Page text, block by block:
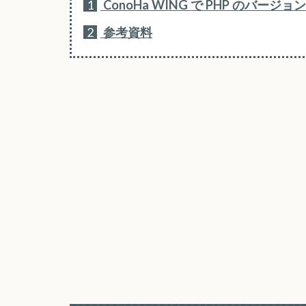
1
ConoHa WING で PHP のバージョ
2
参考資料